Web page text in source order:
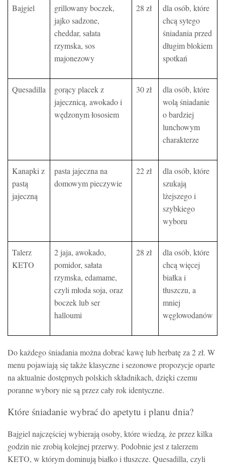
Bajgiel
grillowany boczek,
jajko sadzone,
cheddar, sałata
rzymska, sos
majonezowy
28 zł
dla osób, które
chcą sytego
śniadania przed
długim blokiem
spotkań
Quesadilla
gorący placek z
jajecznicą, awokado i
wędzonym łososiem
30 zł
dla osób, które
wolą śniadanie
o bardziej
lunchowym
charakterze
Kanapki z
pastą
jajeczną
pasta jajeczna na
domowym pieczywie
22 zł
dla osób, które
szukają
lżejszego i
szybkiego
wyboru
Talerz
KETO
2 jaja, awokado,
pomidor, sałata
rzymska, edamame,
czyli młoda soja, oraz
boczek lub ser
halloumi
28 zł
dla osób, które
chcą więcej
białka i
tłuszczu, a
mniej
węglowodanów
Do każdego śniadania można dobrać kawę lub herbatę za 2 zł. W
menu pojawiają się także klasyczne i sezonowe propozycje oparte
na aktualnie dostępnych polskich składnikach, dzięki czemu
poranne wybory nie są przez cały rok identyczne.
Które śniadanie wybrać do apetytu i planu dnia?
Bajgiel najczęściej wybierają osoby, które wiedzą, że przez kilka
godzin nie zrobią kolejnej przerwy. Podobnie jest z talerzem
KETO, w którym dominują białko i tłuszcze. Quesadilla, czyli